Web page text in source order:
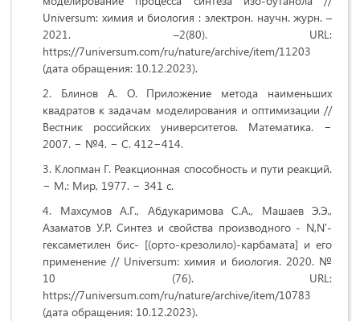
Universum: химия и биология : электрон. научн. журн. –
2021. –2(80). URL:
https://7universum.com/ru/nature/archive/item/11203
(дата обращения: 10.12.2023).
Блинов А. О. Приложение метода наименьших
квадратов к задачам моделирования и оптимизации //
Вестник российских университетов. Математика. −
2007. − №4. − С. 412−414.
Клопман Г. Реакционная способность и пути реакций.
− М.: Мир, 1977. − 341 с.
Махсумов А.Г., Абдукаримова С.А., Машаев Э.Э.,
Азаматов У.Р. Синтез и свойства производного - N,N'-
гексаметилен бис- [(орто-крезолило)-карбамата] и его
применение // Universum: химия и биология. 2020. №
10 (76). URL:
https://7universum.com/ru/nature/archive/item/10783
(дата обращения: 10.12.2023).